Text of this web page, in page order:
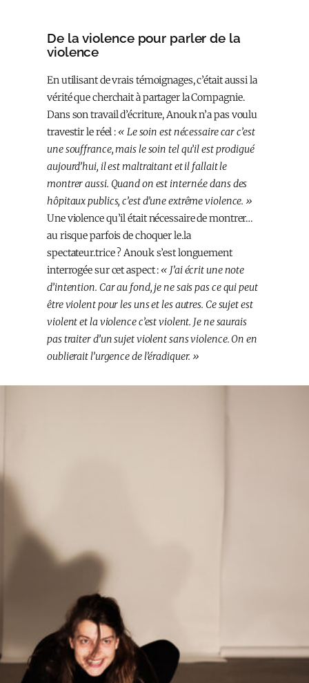
De la violence pour parler de la
violence
En utilisant de vrais témoignages, c’était aussi la
vérité que cherchait à partager la Compagnie.
Dans son travail d’écriture, Anouk n’a pas voulu
travestir le réel :« Le soin est nécessaire car c’est
une souffrance, mais le soin tel qu’il est prodigué
aujourd’hui, il est maltraitant et il fallait le
montrer aussi. Quand on est interné.e dans des
hôpitaux publics, c’est d’une extrême violence. »
Une violence qu’il était nécessaire de montrer…
au risque parfois de choquer le.la
spectateur.trice ? Anouk s’est longuement
interrogée sur cet aspect :« J’ai écrit une note
d’intention. Car au fond, je ne sais pas ce qui peut
être violent pour les uns et les autres. Ce sujet est
violent et la violence c’est violent. Je ne saurais
pas traiter d’un sujet violent sans violence. On en
oublierait l’urgence de l’éradiquer. »